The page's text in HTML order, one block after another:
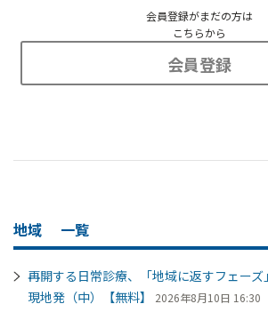
会員登録がまだの方は
こちらから
会員登録
地域 一覧
再開する日常診療、「地域に返すフェ
現地発（中）【無料】
2026年8月10日 16:30